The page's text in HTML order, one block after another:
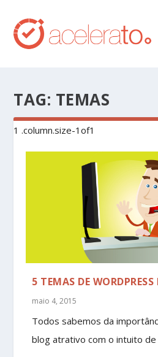
TAG: TEMAS
5 TEMAS DE WORDPRESS
maio 4, 2015
Todos sabemos da
blog atrativo com o intuito de